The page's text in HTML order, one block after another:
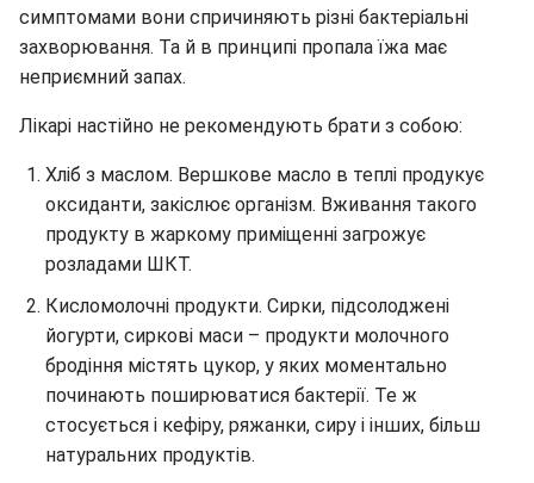
симптомами вони спричиняють різні бактеріальні
захворювання. Та й в принципі пропала їжа має
неприємний запах.
Лікарі настійно не рекомендують брати з собою:
Хліб з маслом. Вершкове масло в теплі продукує
оксиданти, закіслює організм. Вживання такого
продукту в жаркому приміщенні загрожує
розладами ШКТ.
Кисломолочні продукти. Сирки, підсолоджені
йогурти, сиркові маси – продукти молочного
бродіння містять цукор, у яких моментально
починають поширюватися бактерії. Те ж
стосується і кефіру, ряжанки, сиру і інших, більш
натуральних продуктів.